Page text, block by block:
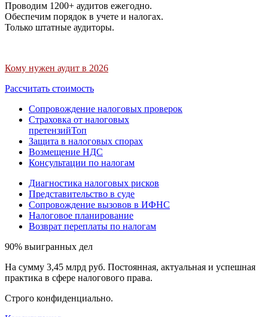
Проводим 1200+ аудитов ежегодно.
Обеспечим порядок в учете и налогах.
Только штатные аудиторы.
Кому нужен аудит в 2026
Рассчитать стоимость
Сопровождение налоговых проверок
Страховка от налоговых
претензийТоп
Защита в налоговых спорах
Возмещение НДС
Консультации по налогам
Диагностика налоговых рисков
Представительство в суде
Сопровождение вызовов в ИФНС
Налоговое планирование
Возврат переплаты по налогам
90% выигранных дел
На сумму 3,45 млрд руб. Постоянная, актуальная и успешная
практика в сфере налогового права.
Строго конфиденциально.